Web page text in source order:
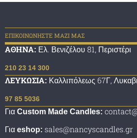
ΕΠΙΚΟΙΝΩΝΗΣΤΕ ΜΑΖΙ ΜΑΣ
ΑΘΗΝΑ: Ελ. Βενιζέλου 81, Περιστέρι
210 23 14 300
ΛΕΥΚΩΣΙΑ: Καλλιπόλεως 67Γ,
97 85 5036
Για Custom Made Candles:
Για eshop: sales@nancyscandles.gr